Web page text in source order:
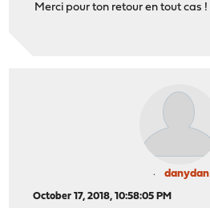
Merci pour ton retour en tout cas !
danydan
October 17, 2018, 10:58:05 PM